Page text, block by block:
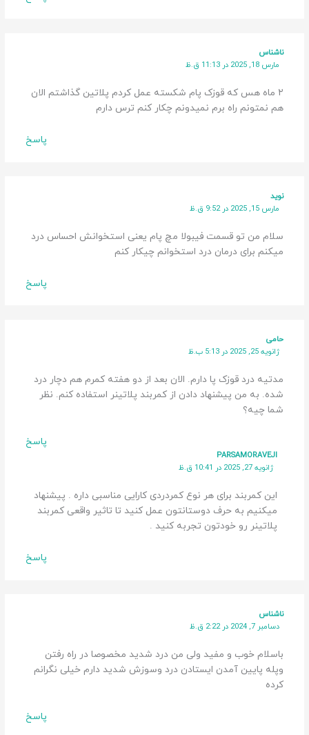
ناشناس
مارس 18, 2025 در 11:13 ق.ظ
۲ ماه هس که قوزک پام شکسته عمل کردم پلاتین گذاشتم الان
هم نمتونم راه برم نمیدونم چکار کنم ترس دارم
پاسخ
نوید
مارس 15, 2025 در 9:52 ق.ظ
سلام من تو قسمت فیبولا مچ پام یعنی استخوانش احساس درد
میکنم برای درمان درد استخوانم چیکار کنم
پاسخ
حامی
ژانویه 25, 2025 در 5:13 ب.ظ
مدتیه درد قوزک پا دارم. الان بعد از دو هفته کمرم هم دچار درد
شده. به من پیشنهاد دادن از کمربند پلاتینر استفاده کنم. نظر
شما چیه؟
پاسخ
PARSAMORAVEJI
ژانویه 27, 2025 در 10:41 ق.ظ
این کمربند برای هر نوع کمردردی کارایی مناسبی داره . پیشنهاد
میکنیم به حرف دوستانتون عمل کنید تا تاثیر واقعی کمربند
پلاتینر رو خودتون تجربه کنید .
پاسخ
ناشناس
دسامبر 7, 2024 در 2:22 ق.ظ
باسلام خوب و مفید ولی من درد شدید مخصوصا در راه رفتن
وپله پایین آمدن ایستادن درد وسوزش شدید دارم خیلی نگرانم
کرده
پاسخ